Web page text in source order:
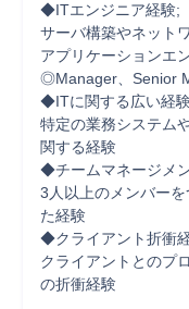
◆ITエンジニア経験;
サーバ構築やネット
アプリケーションエ
◎Manager、Senior
◆ITに関する広い経験
特定の業務システム
関する経験
◆チームマネージメ
3人以上のメンバー
た経験
◆クライアント折衝経
クライアントとのプ
の折衝経験